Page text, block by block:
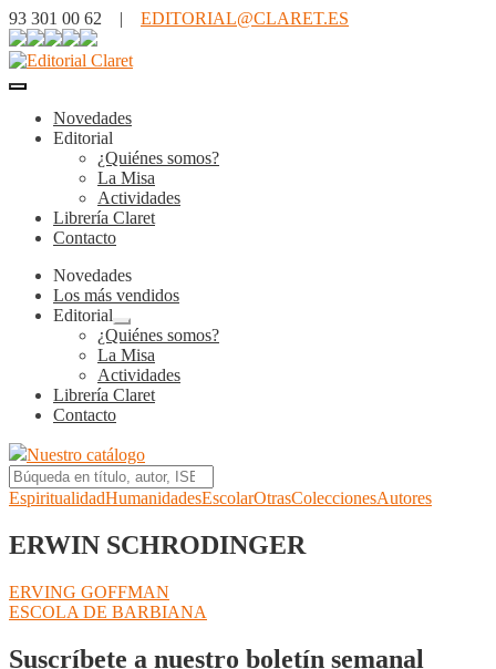
93 301 00 62 | EDITORIAL@CLARET.ES
Novedades
Editorial
¿Quiénes somos?
La Misa
Actividades
Librería Claret
Contacto
Novedades
Los más vendidos
Editorial
Expandir
el
menú
hijo
¿Quiénes somos?
La Misa
Actividades
Librería Claret
Contacto
Nuestro catálogo
EspiritualidadHumanidadesEscolarOtrasColeccionesAutores
ERWIN SCHRODINGER
Navegación
de
entradas
Anterior:
ERVING GOFFMAN
Siguiente:
ESCOLA DE BARBIANA
Suscríbete a nuestro boletín semanal